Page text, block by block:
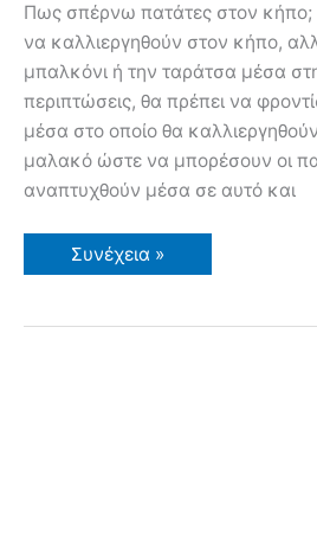
Πως σπέρνω πατάτες στον κήπο;
να καλλιεργηθούν στον κήπο,
μπαλκόνι ή την ταράτσα μέσα
περιπτώσεις, θα πρέπει να
μέσα στο οποίο θα
μαλακό ώστε να μπορέσουν οι
αναπτυχθούν μέσα σε αυτό και
Πως
Σπέρνω
Συνέχεια »